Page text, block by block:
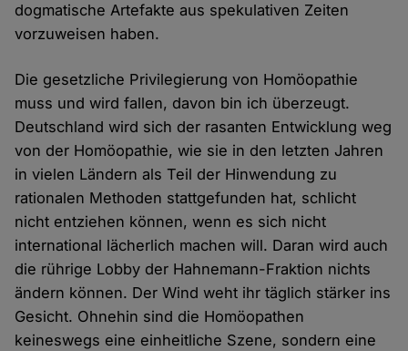
dogmatische Artefakte aus spekulativen Zeiten
vorzuweisen haben.
Die gesetzliche Privilegierung von Homöopathie
muss und wird fallen, davon bin ich überzeugt.
Deutschland wird sich der rasanten Entwicklung weg
von der Homöopathie, wie sie in den letzten Jahren
in vielen Ländern als Teil der Hinwendung zu
rationalen Methoden stattgefunden hat, schlicht
nicht entziehen können, wenn es sich nicht
international lächerlich machen will. Daran wird auch
die rührige Lobby der Hahnemann-Fraktion nichts
ändern können. Der Wind weht ihr täglich stärker ins
Gesicht. Ohnehin sind die Homöopathen
keineswegs eine einheitliche Szene, sondern eine